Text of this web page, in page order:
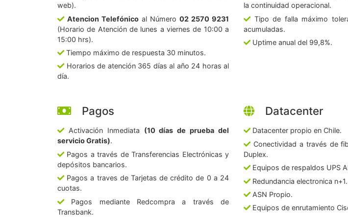
web).
Atencion Telefónico al Número 02 2570 9231
(Horario de Atención de lunes a viernes de 10:00 a
15:00 hrs).
Tiempo máximo de respuesta 30 minutos.
Horarios de atención 365 días al año 24 horas al
día.
la continuidad operacional.
Tipo de falla máximo
acumuladas.
Uptime anual del 99,8%.
Pagos
Activación Inmediata (10 días de prueba del
servicio Gratis).
Pagos a través de Transferencias Electrónicas y
depósitos bancarios.
Pagos a traves de Tarjetas de crédito de 0 a 24
cuotas.
Pagos mediante Redcompra a través de
Transbank.
Datacenter
Datacenter propio en Chile.
Conectividad a través de
Duplex.
Equipos de respaldos UPS
Redundancia electronica n+1.
ASN Propio.
Equipos de enrutamiento